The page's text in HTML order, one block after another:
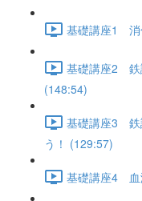
基礎講座1
基礎講座2 鉄
(148:54)
基礎講座3 鉄
う！ (129:57)
基礎講座4 血